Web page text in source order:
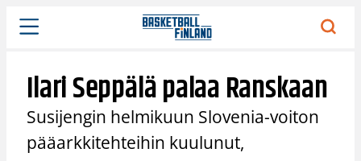
Siirry
sisältöön
Ilari Seppälä palaa Ranskaan
Susijengin helmikuun Slovenia-voiton
pääarkkitehteihin kuulunut,